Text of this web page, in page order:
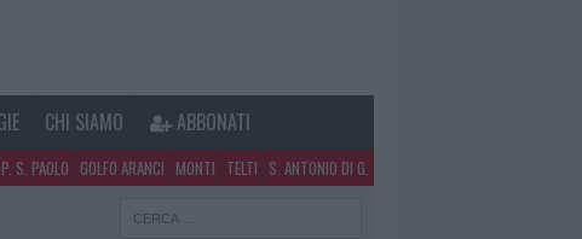
CHI SIAMO ABBONATI
S. PAOLO GOLFO ARANCI MONTI TELTI S. ANTONIO DI G.